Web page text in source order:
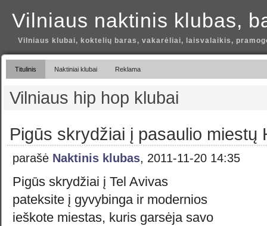
Vilniaus naktinis klubas,
Vilniaus klubai, koktelių baras, vakarėliai, laisvalaikis,
Titulinis Naktiniai klubai Reklama
Vilniaus hip hop klubai
Pigūs skrydžiai į pasaulio miestų
parašė Naktinis klubas, 2011-11-20 14:35
Pigūs skrydžiai į Tel Avivas
pateksite į gyvybinga ir modernios
ieškote miestas, kuris garsėja savo